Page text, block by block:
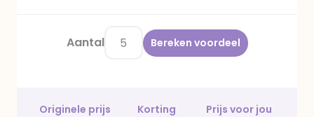
Aantal Bereken voordeel
Originele prijs Korting
Prijs voor jou